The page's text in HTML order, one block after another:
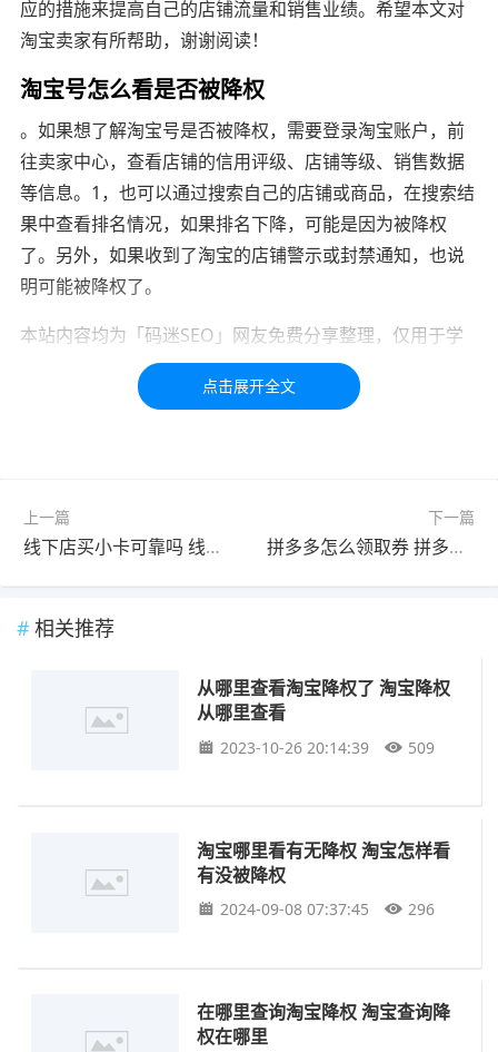
应的措施来提高自己的店铺流量和销售业绩。希望本文对
淘宝卖家有所帮助，谢谢阅读！
淘宝号怎么看是否被降权
。如果想了解淘宝号是否被降权，需要登录淘宝账户，前
往卖家中心，查看店铺的信用评级、店铺等级、销售数据
等信息。1，也可以通过搜索自己的店铺或商品，在搜索结
果中查看排名情况，如果排名下降，可能是因为被降权
了。另外，如果收到了淘宝的店铺警示或封禁通知，也说
明可能被降权了。
本站内容均为「码迷SEO」网友免费分享整理，仅用于学
习交流，如有疑问，请联系我们48小时处理！！！！
上一篇
线下店买小卡可靠吗 线下店买飞机杯可靠吗
下一篇
拼多多怎么领取券 拼多多代金券怎么领取
相关推荐
从哪里查看淘宝降权了 淘宝降权
从哪里查看
2023-10-26 20:14:39 509
淘宝哪里看有无降权 淘宝怎样看
有没被降权
2024-09-08 07:37:45 296
在哪里查询淘宝降权 淘宝查询降
权在哪里